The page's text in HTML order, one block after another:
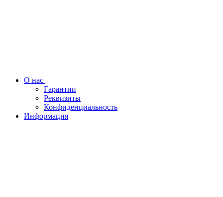
О нас
Гарантии
Реквизиты
Конфиденциальность
Информация